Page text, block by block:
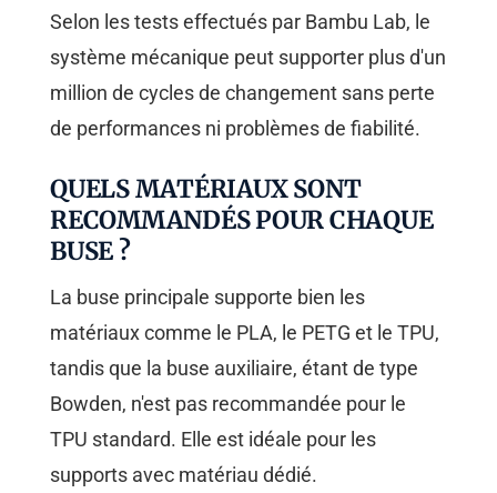
Selon les tests effectués par Bambu Lab, le
système mécanique peut supporter plus d'un
million de cycles de changement sans perte
de performances ni problèmes de fiabilité.
QUELS MATÉRIAUX SONT
RECOMMANDÉS POUR CHAQUE
BUSE ?
La buse principale supporte bien les
matériaux comme le PLA, le PETG et le TPU,
tandis que la buse auxiliaire, étant de type
Bowden, n'est pas recommandée pour le
TPU standard. Elle est idéale pour les
supports avec matériau dédié.